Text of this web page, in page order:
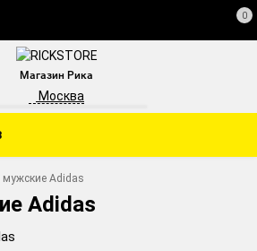
0
Магазин Рика
Москва
Adidas
Adidas